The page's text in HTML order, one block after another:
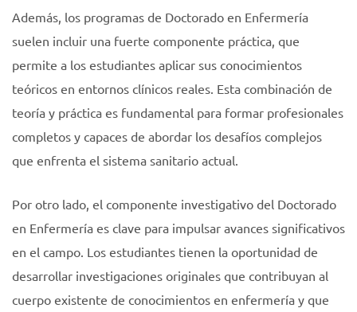
Además, los programas de Doctorado en Enfermería
suelen incluir una fuerte componente práctica, que
permite a los estudiantes aplicar sus conocimientos
teóricos en entornos clínicos reales. Esta combinación de
teoría y práctica es fundamental para formar profesionales
completos y capaces de abordar los desafíos complejos
que enfrenta el sistema sanitario actual.
Por otro lado, el componente investigativo del Doctorado
en Enfermería es clave para impulsar avances significativos
en el campo. Los estudiantes tienen la oportunidad de
desarrollar investigaciones originales que contribuyan al
cuerpo existente de conocimientos en enfermería y que